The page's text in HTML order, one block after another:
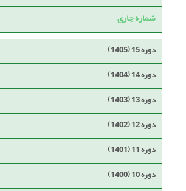
شماره جاری
دوره 15 (1405)
دوره 14 (1404)
دوره 13 (1403)
دوره 12 (1402)
دوره 11 (1401)
دوره 10 (1400)